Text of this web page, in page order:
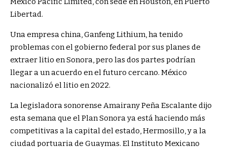
Libertad.
Una empresa china, Ganfeng Lithium, ha tenido
problemas con el gobierno federal por sus planes de
extraer litio en Sonora, pero las dos partes podrían
llegar a un acuerdo en el futuro cercano. México
nacionalizó el litio en 2022.
La legisladora sonorense Amairany Peña Escalante dijo
esta semana que el Plan Sonora ya está haciendo más
competitivas a la capital del estado, Hermosillo, y a la
ciudad portuaria de Guaymas. El Instituto Mexicano